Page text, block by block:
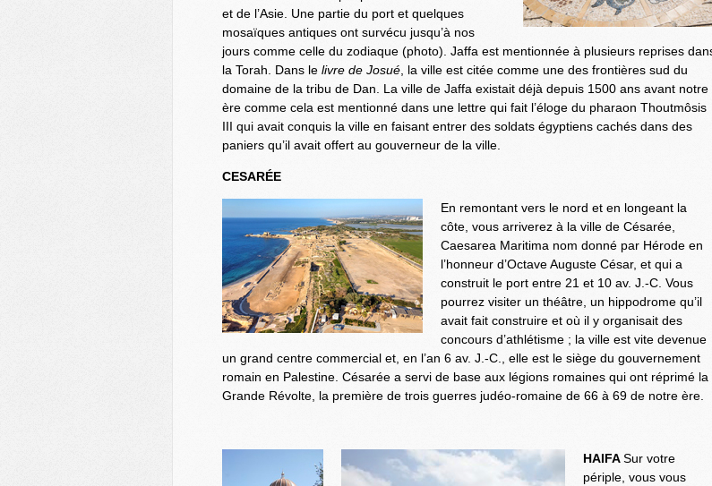
et de l’Asie. Une partie du port et quelques
mosaïques antiques ont survécu jusqu’à nos
jours comme celle du zodiaque (photo). Jaffa est mentionnée à plusieurs reprises
la Torah. Dans le livre de Josué, la ville est citée comme une des frontières sud du
domaine de la tribu de Dan. La ville de Jaffa existait déjà depuis 1500 ans avant notre
ère comme cela est mentionné dans une lettre qui fait l’éloge du pharaon Thoutmôsis
III qui avait conquis la ville en faisant entrer des soldats égyptiens cachés dans des
paniers qu’il avait offert au gouverneur de la ville.
CESARÉE
En remontant vers le nord et en longeant la
côte, vous arriverez à la ville de Césarée,
Caesarea Maritima nom donné par Hérode en
l’honneur d’Octave Auguste César, et qui a
construit le port entre 21 et 10 av. J.-C. Vous
pourrez visiter un théâtre, un hippodrome qu’il
avait fait construire et où il y organisait des
concours d’athlétisme ; la ville est vite devenue
un grand centre commercial et, en l’an 6 av. J.-C., elle est le siège du gouvernement
romain en Palestine. Césarée a servi de base aux légions romaines qui ont réprimé la
Grande Révolte, la première de trois guerres judéo-romaine de 66 à 69 de notre ère.
HAIFASur votre
périple, vous vous